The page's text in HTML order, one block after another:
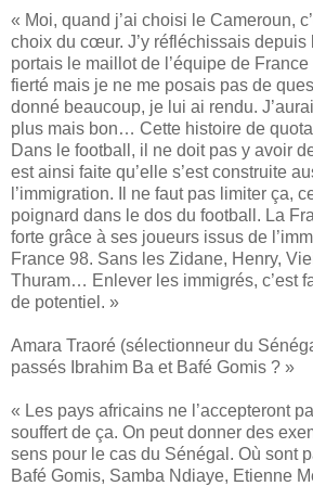
« Moi, quand j’ai choisi le Cameroun,
choix du cœur. J’y réfléchissais depuis
portais le maillot de l’équipe de France
fierté mais je ne me posais pas de
donné beaucoup, je lui ai rendu.
plus mais bon… Cette histoire de
Dans le football, il ne doit pas y avoir
est ainsi faite qu’elle s’est construite
l’immigration. Il ne faut pas limiter ça,
poignard dans le dos du football. La
forte grâce à ses joueurs issus de
France 98. Sans les Zidane, Henry,
Thuram… Enlever les immigrés, c’est
de potentiel. »
Amara Traoré (sélectionneur du
passés Ibrahim Ba et Bafé Gomis ? »
« Les pays africains ne l’accepteront
souffert de ça. On peut donner des
sens pour le cas du Sénégal. Où sont
Bafé Gomis, Samba Ndiaye, Etienne